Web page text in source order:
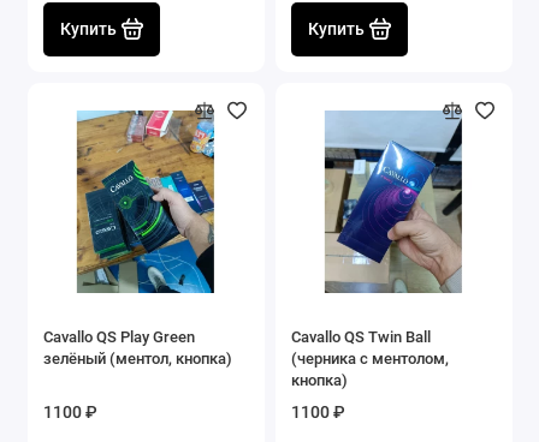
Купить Купить
Cavallo QS Play Green
зелёный (ментол, кнопка)
1100 ₽
Cavallo QS Twin Ball
(черника с ментолом,
кнопка)
1100 ₽